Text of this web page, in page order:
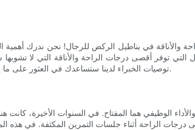
والأناقة في بناطيل الركض للرجال! نحن ندرك
التي توفر أقصى درجات الراحة والأناقة التي لا
توصيات الخبراء لدينا ستساعدك في العثور على ما يناسبك تمامًا. انضم إلينا بينما نتعمق في عالم ملابس الصالة الرياضية واكتشف ملابس الركض التي تتفوق على البقية.
الوظيفي هما المفتاح. في السنوات الأخيرة،